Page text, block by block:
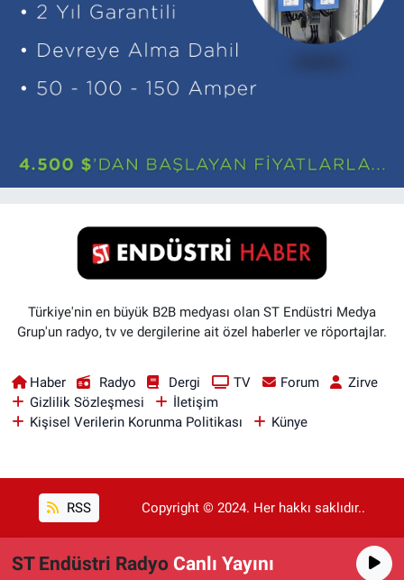
Türkiye'nin en büyük B2B medyası olan ST Endüstri Medya
Grup'un radyo, tv ve dergilerine ait özel haberler ve röportajlar.
Haber Radyo Dergi TV Forum
Zirve
Gizlilik Sözleşmesi
İletişim
Kişisel Verilerin Korunma Politikası
Künye
RSS Copyright © 2024. Her hakkı saklıdır..
Haber Yazılımı: TE Bilişim
ST Endüstri Radyo Canlı Yayını